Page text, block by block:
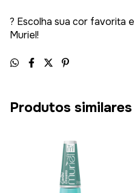
? Escolha sua cor favorita
Muriel!
Produtos similares